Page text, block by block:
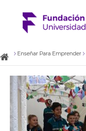
Enseñar Para Emprender